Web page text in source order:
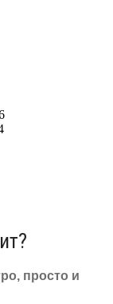
просто и